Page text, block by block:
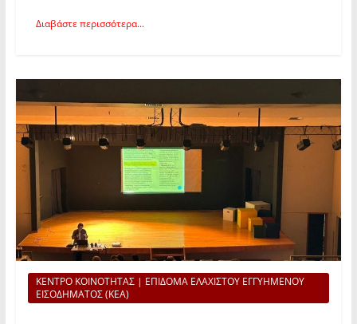
Διαβάστε περισσότερα...
ΚΕΝΤΡΟ ΚΟΙΝΟΤΗΤΑΣ | ΕΠΙΔΟΜΑ ΕΛΑΧΙΣΤΟΥ ΕΓΓΥΗΜΕΝΟΥ
ΕΙΣΟΔΗΜΑΤΟΣ (ΚΕΑ)